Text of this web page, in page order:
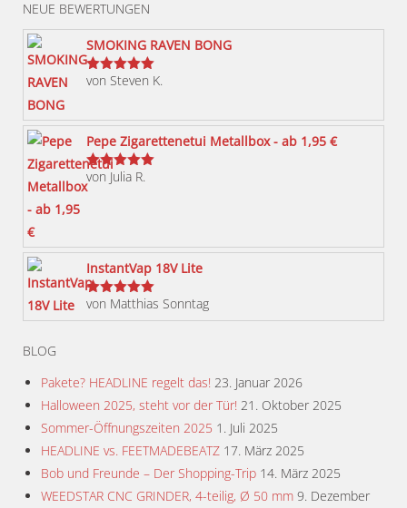
können
werden
NEUE BEWERTUNGEN
SMOKING RAVEN BONG
Bewertet
von Steven K.
Pepe Zigarettenetui Metallbox - ab 1,95 €
Bewertet
mit
von Julia R.
InstantVap 18V Lite
Bewertet
von Matthias Sonntag
BLOG
Pakete? HEADLINE regelt das! 23. Januar 2026
Halloween 2025, steht vor der Tür! 21. Oktober 2025
Sommer-Öffnungszeiten 2025 1. Juli 2025
HEADLINE vs. FEETMADEBEATZ 17. März 2025
Bob und Freunde – Der Shopping-Trip 14. März 2025
WEEDSTAR CNC GRINDER, 4-teilig, Ø 50 mm 9. Dezember